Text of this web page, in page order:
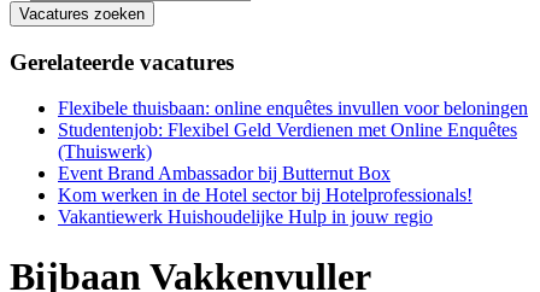
Vacatures zoeken
Gerelateerde vacatures
Flexibele thuisbaan: online enquêtes invullen voor beloningen
Studentenjob: Flexibel Geld Verdienen met Online Enquêtes
(Thuiswerk)
Event Brand Ambassador bij Butternut Box
Kom werken in de Hotel sector bij Hotelprofessionals!
Vakantiewerk Huishoudelijke Hulp in jouw regio
Bijbaan Vakkenvuller